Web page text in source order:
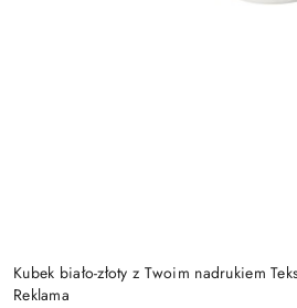
Kubek biało-złoty z Twoim nadrukiem
Reklama